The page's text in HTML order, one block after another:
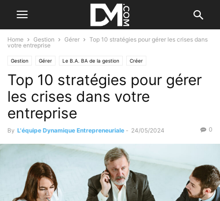
Home Gestion Gérer
Top 10 stratégies pour gérer les crises dans
votre entreprise
Gestion Gérer Le B.A. BA de la gestion Créer
Le B.A. BA de la stratégie Les difficultés
Top 10 stratégies pour gérer
les crises dans votre
entreprise
By L'équipe Dynamique Entrepreneuriale - 24/05/2024 0